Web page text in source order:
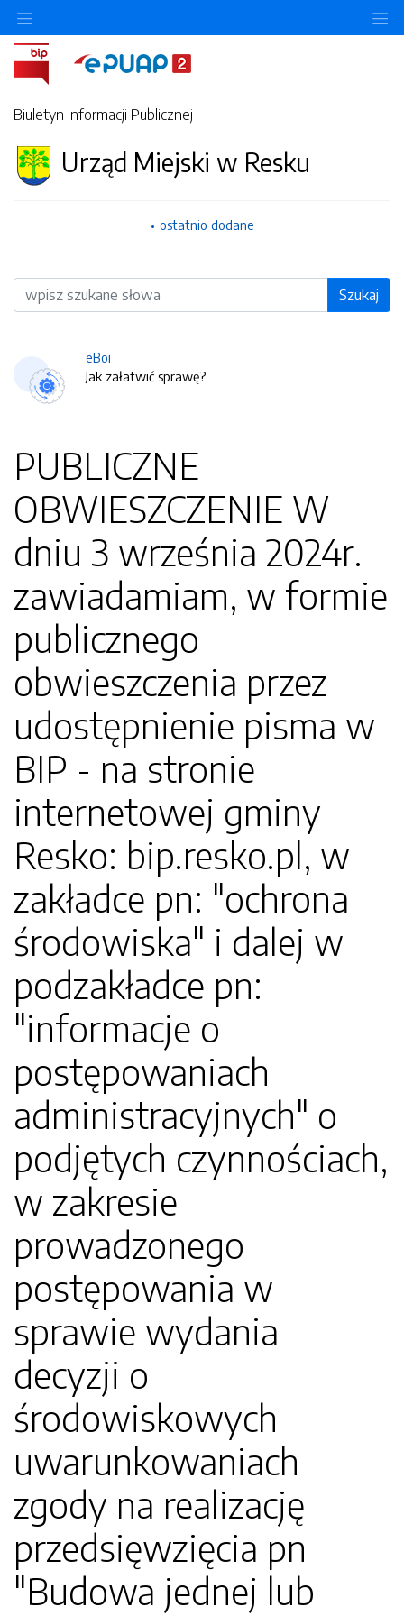
Biuletyn Informacji Publicznej
Urząd Miejski w Resku
ostatnio dodane
Wyszukiwarka Szukaj
eBoi
Jak załatwić sprawę?
PUBLICZNE
OBWIESZCZENIE W
dniu 3 września 2024r.
zawiadamiam, w formie
publicznego
obwieszczenia przez
udostępnienie pisma w
BIP - na stronie
internetowej gminy
Resko: bip.resko.pl, w
zakładce pn: "ochrona
środowiska" i dalej w
podzakładce pn:
"informacje o
postępowaniach
administracyjnych" o
podjętych czynnościach,
w zakresie
prowadzonego
postępowania w
sprawie wydania
decyzji o
środowiskowych
uwarunkowaniach
zgody na realizację
przedsięwzięcia pn
"Budowa jednej lub